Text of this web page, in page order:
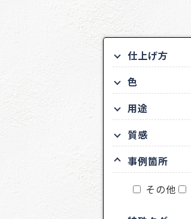
仕上げ方
色
用途
質感
事例箇所
その他